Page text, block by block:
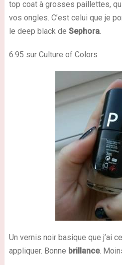
top coat à grosses paillettes,
vos ongles. C’est celui que je
le deep black de Sephora.
6.95 sur Culture of Colors
Un vernis noir basique que j’ai
appliquer. Bonne brillance.